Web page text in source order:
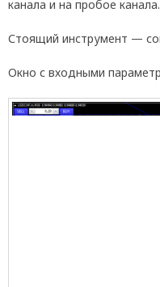
канала и на пробое канала.
Стоящий инструмент —
Окно с входными